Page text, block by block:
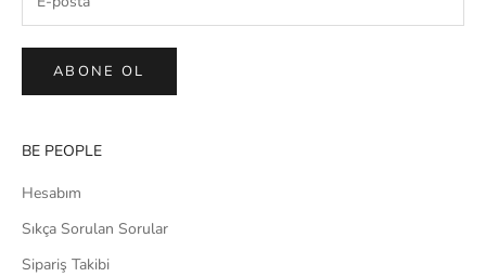
ABONE OL
BE PEOPLE
Hesabım
Sıkça Sorulan Sorular
Sipariş Takibi